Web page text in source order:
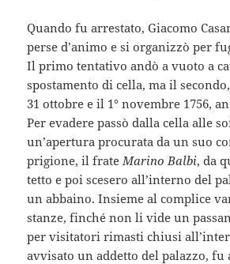
Quando fu arrestato, Giacomo
perse d’animo e si organizzò per
Il primo tentativo andò a vuoto a
spostamento di cella, ma il
31 ottobre e il 1° novembre 1756,
Per evadere passò dalla cella alle
un’apertura procurata da un suo
prigione, il frate Marino Balbi, da
tetto e poi scesero all’interno del
un abbaino. Insieme al complice
stanze, finché non li vide un
per visitatori rimasti chiusi
avvisato un addetto del palazzo,